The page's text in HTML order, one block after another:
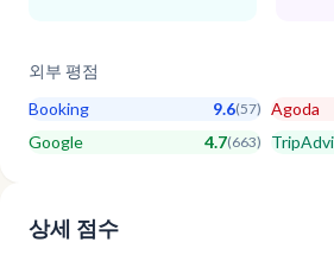
외부 평점
Booking 9.6(57) Agoda
Google 4.7(663)
상세 점수